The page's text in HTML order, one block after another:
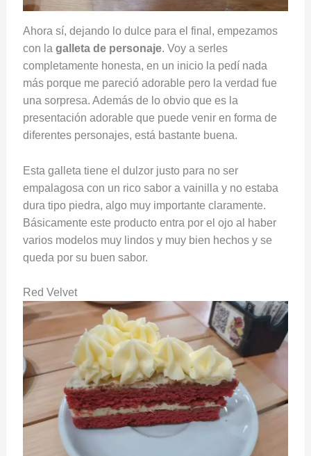
Ahora sí, dejando lo dulce para el final, empezamos
con la galleta de personaje. Voy a serles
completamente honesta, en un inicio la pedí nada
más porque me pareció adorable pero la verdad fue
una sorpresa. Además de lo obvio que es la
presentación adorable que puede venir en forma de
diferentes personajes, está bastante buena.
Esta galleta tiene el dulzor justo para no ser
empalagosa con un rico sabor a vainilla y no estaba
dura tipo piedra, algo muy importante claramente.
Básicamente este producto entra por el ojo al haber
varios modelos muy lindos y muy bien hechos y se
queda por su buen sabor.
Red Velvet